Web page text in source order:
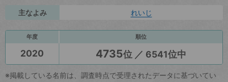
主なよみ れいじ
年度 順位
2020 4735位 ／ 6541位中
※掲載している名前は、調査時点で受理されたデータに基づいてい